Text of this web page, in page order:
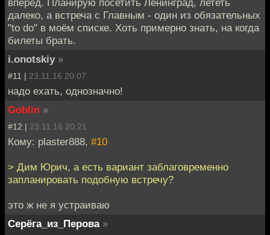
вперёд. Планирую посетить Ленинград, лететь
далеко, а встреча с Главным - один из обязательных
"to do" в моём списке. Хоть примерно знать, на когда
билеты брать.
i.onotskiy »
#11 | 23.11.16 20:07
надо ехать, однозначно!
Goblin »
#12 | 23.11.16 20:21
Кому: plaster888, #10
> Дим Юрич, а есть вариант заблаговременно
запланировать подобную встречу?
это ж не я устраиваю
Серёга_из_Перова »